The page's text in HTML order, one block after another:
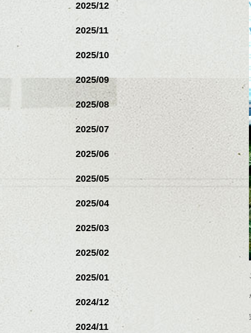
2025/12
2025/11
2025/10
2025/09
2025/08
2025/07
2025/06
2025/05
2025/04
2025/03
2025/02
2025/01
2024/12
2024/11